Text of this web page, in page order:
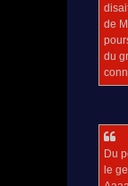
de
du
Du
le